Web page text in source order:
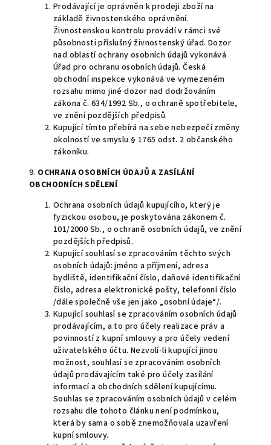
Prodávající je oprávněn k prodeji zboží na
základě živnostenského oprávnění.
Živnostenskou kontrolu provádí v rámci své
působnosti příslušný živnostenský úřad. Dozor
nad oblastí ochrany osobních údajů vykonává
Úřad pro ochranu osobních údajů. Česká
obchodní inspekce vykonává ve vymezeném
rozsahu mimo jiné dozor nad dodržováním
zákona č. 634/1992 Sb., o ochraně spotřebitele,
ve znění pozdějších předpisů.
Kupující tímto přebírá na sebe nebezpečí změny
okolností ve smyslu § 1765 odst. 2 občanského
zákoníku.
9. OCHRANA OSOBNÍCH ÚDAJŮ A ZASÍLÁNÍ
OBCHODNÍCH SDĚLENÍ
Ochrana osobních údajů kupujícího, který je
fyzickou osobou, je poskytována zákonem č.
101/2000 Sb., o ochraně osobních údajů, ve znění
pozdějších předpisů.
Kupující souhlasí se zpracováním těchto svých
osobních údajů: jméno a příjmení, adresa
bydliště, identifikační číslo, daňové identifikační
číslo, adresa elektronické pošty, telefonní číslo
/dále společně vše jen jako „osobní údaje“/.
Kupující souhlasí se zpracováním osobních údajů
prodávajícím, a to pro účely realizace práv a
povinností z kupní smlouvy a pro účely vedení
uživatelského účtu. Nezvolí-li kupující jinou
možnost, souhlasí se zpracováním osobních
údajů prodávajícím také pro účely zasílání
informací a obchodních sdělení kupujícímu.
Souhlas se zpracováním osobních údajů v celém
rozsahu dle tohoto článku není podmínkou,
která by sama o sobě znemožňovala uzavření
kupní smlouvy.